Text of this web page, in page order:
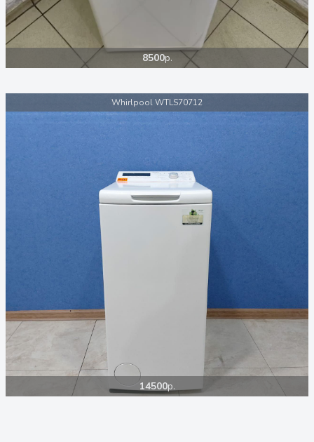
8500р.
Whirlpool WTLS70712
14500р.